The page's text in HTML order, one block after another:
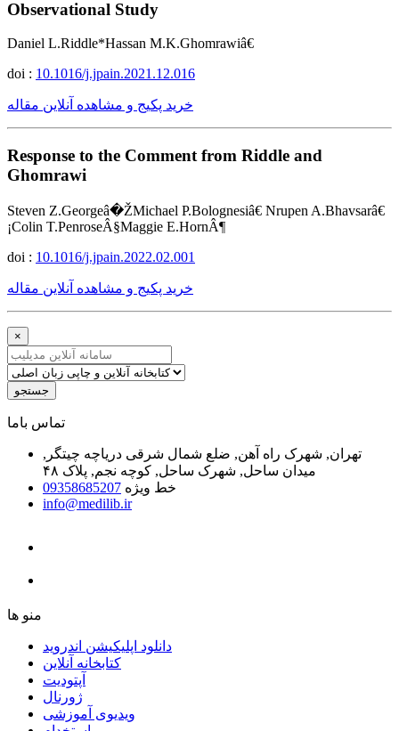
Observational Study
Daniel L.Riddle*Hassan M.K.Ghomrawiâ€
doi : 10.1016/j.jpain.2021.12.016
خرید پکیج و مشاهده آنلاین مقاله
Response to the Comment from Riddle and
Ghomrawi
Steven Z.Georgeâ�ŽMichael P.Bolognesiâ€ Nrupen A.Bhavsarâ€
¡Colin T.PenroseÂ§Maggie E.HornÂ¶
doi : 10.1016/j.jpain.2022.02.001
خرید پکیج و مشاهده آنلاین مقاله
×
جستجو
ﺗﻤﺎﺱ ﺑﺎﻣﺎ
تهران, شهرک راه آهن, ضلع شمال شرقی دریاچه چیتگر,
میدان ساحل, شهرک ساحل, کوچه نجم, پلاک ۴۸
خط ویژه 09358685207
info@medilib.ir
ﻣﻨﻮ ﻫﺎ
دانلود اپلیکیشن اندروید
ﮐﺘﺎﺑﺨﺎﻧﻪ ﺁﻧﻼﯾﻦ
ﺁﭘﺘﻮﺩﯾﺖ
ﮊﻭﺭﻧﺎﻝ
ویدیوی آموزشی